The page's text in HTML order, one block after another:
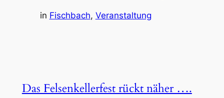
in Fischbach, Veranstaltung
Das Felsenkellerfest rückt näher ….